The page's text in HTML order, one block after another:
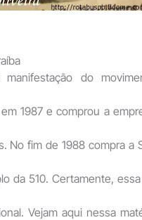
do
1987 e comprou a
No fim de 1988 compra a
da 510. Certamente,
Vejam aqui nessa